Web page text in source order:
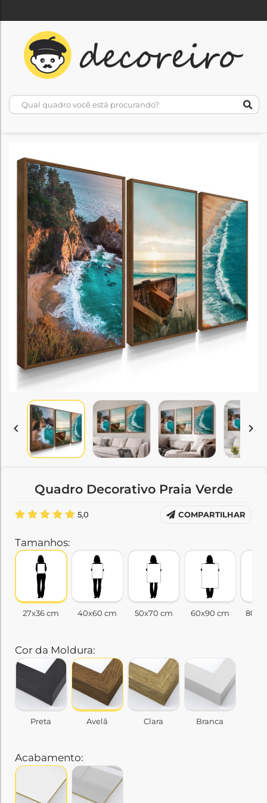
 
Quadro Decorativo Praia Verde
5,0 COMPARTILHAR
Tamanhos:
27x36 cm 40x60 cm 50x70 cm 60x90 cm
Cor da Moldura:
Preta Avelã Clara Branca
Acabamento: